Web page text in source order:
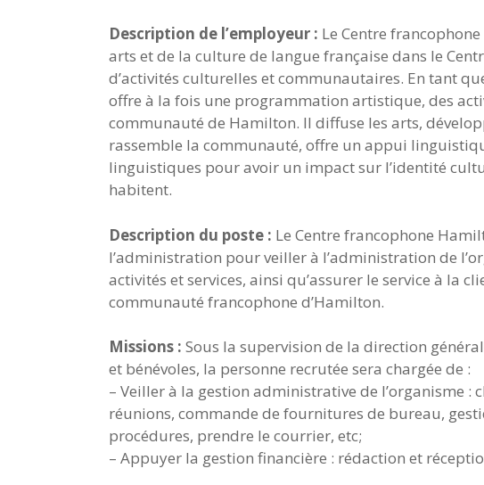
Description de l’employeur : Le Centre
arts et de la culture de langue française dans le
d’activités culturelles et communautaires. En tant
offre à la fois une programmation artistique, des
communauté de Hamilton. Il diffuse les arts,
rassemble la communauté, offre un appui
linguistiques pour avoir un impact sur l’identité
habitent.
Description du poste : Le Centre francophone
l’administration pour veiller à l’administration de
activités et services, ainsi qu’assurer le service à la
communauté francophone d’Hamilton.
Missions : Sous la supervision de la direction
et bénévoles, la personne recrutée sera chargée de :
– Veiller à la gestion administrative de l’organisme :
réunions, commande de fournitures de bureau,
procédures, prendre le courrier, etc;
– Appuyer la gestion financière : rédaction et